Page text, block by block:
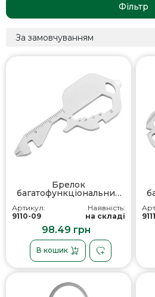
Фільтр
За замовчуванням
Брелок
багатофункціональний
Key, TM Discover
Артикул:
9110-09
Наявність:
на складі
98.49 грн
В кошик